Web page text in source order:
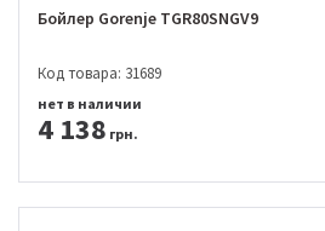
Бойлер Gorenje TGR80SNGV9
Код товара: 31689
4 138 грн.
нет в наличии